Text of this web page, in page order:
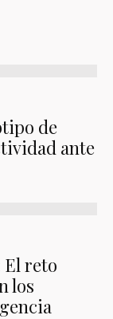
de
ante
El reto
los